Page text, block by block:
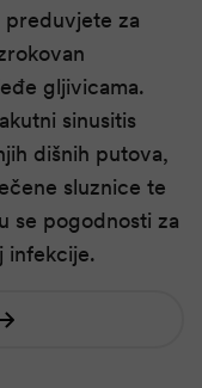
preduvjete za
gljivicama.
sinusitis
dišnih putova,
sluznice te
se pogodnosti za
infekcije.